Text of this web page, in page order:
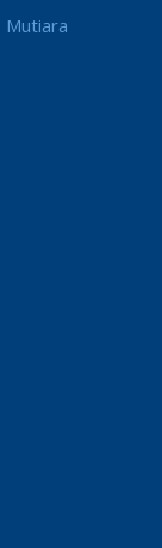
Mutiara